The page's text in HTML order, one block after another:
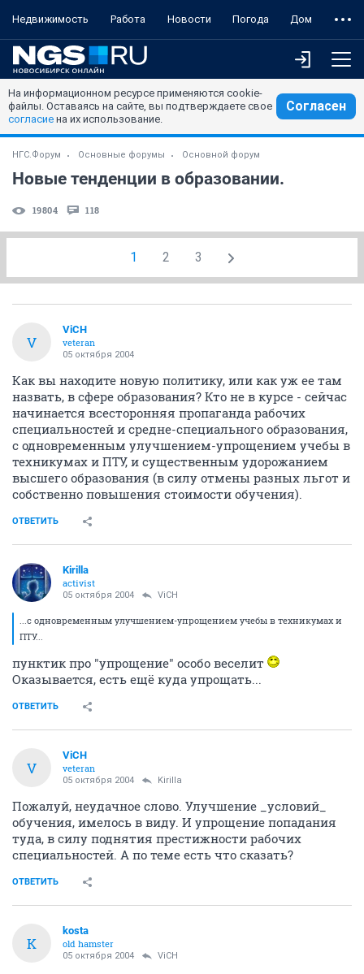
Недвижимость Работа Новости Погода Дом
На информационном ресурсе применяются cookie-
файлы. Оставаясь на сайте, вы подтверждаете свое
согласие на их использование.
Согласен
НГС.Форум Основные форумы Основной форум
Новые тенденции в образовании.
19804 118
1 2 3
V
ViCH
veteran
05 октября 2004
Как вы находите новую политику, или как уж ее там
назвать, в сфере образования? Кто не в курсе - сейчас
начинается всесторонняя пропаганда рабочих
специальностей и средне-специального образования,
с одновременным улучшением-упрощением учебы в
техникумах и ПТУ, и существенным удорожанием
высшего образования (в силу отмены разных льгот и
собственно повышения стоимости обучения).
ОТВЕТИТЬ
Kirilla
activist
05 октября 2004 ViCH
...с одновременным улучшением-упрощением учебы в техникумах и
ПТУ...
пунктик про "упрощение" особо веселит
Оказывается, есть ещё куда упрощать...
ОТВЕТИТЬ
V
ViCH
veteran
05 октября 2004 Kirilla
Пожалуй, неудачное слово. Улучшение _условий_
обучения, имелось в виду. И упрощение попадания
туда, в силу поднятия престижности рабочих
специальностей. А по теме есть что сказать?
ОТВЕТИТЬ
K
kosta
old hamster
05 октября 2004 ViCH